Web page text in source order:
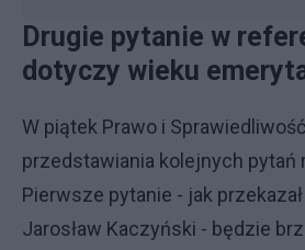
Drugie pytanie w
dotyczy wieku
W piątek Prawo i
przedstawiania kolejnych pytań
Pierwsze pytanie - jak
Jarosław Kaczyński - będzie